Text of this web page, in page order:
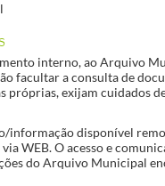
interno, ao Arquivo
facultar a consulta de
próprias, exijam cuidados
informação disponível
WEB. O acesso e
do Arquivo Municipal